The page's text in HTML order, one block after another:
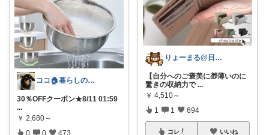
ココ🏠暮らしの必需品
30％OFFクーポン★8/11 01:59
...
￥ 2,680～
0 0 473
りょーまる@日用品×ファッション
【自分へのご褒美に🎁薄いのに
驚きの収納力で ...
￥ 4,510～
1 1 694
コレ いいね